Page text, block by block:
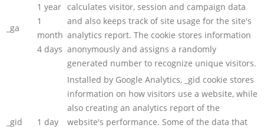
_ga
1 year
1
month
4 days
calculates visitor, session and campaign data
and also keeps track of site usage for the site's
analytics report. The cookie stores information
anonymously and assigns a randomly
generated number to recognize unique visitors.
_gid 1 day
Installed by Google Analytics, _gid cookie stores
information on how visitors use a website, while
also creating an analytics report of the
website's performance. Some of the data that